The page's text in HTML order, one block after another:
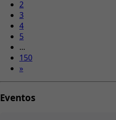
2
3
4
5
...
150
»
Eventos